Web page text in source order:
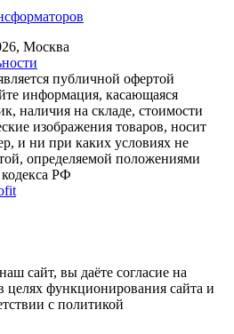
Москва
публичной офертой
информация, касающаяся
наличия на складе, стоимости
изображения товаров, носит
и ни при каких условиях не
определяемой положениями
РФ
сайт, вы даёте согласие на
целях функционирования сайта и
с политикой